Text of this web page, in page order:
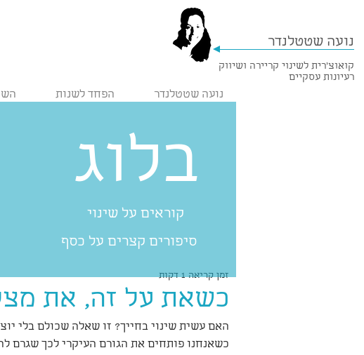
נועה שטטלנדר
קואוצ'רית לשינוי קריירה ושיווק
רעיונות עסקיים
נועה שטטלנדר הפחד לשנות
כשאת על זה, את
זמן קריאה 1 דקות
האם עשית שינוי בחייך? זו שאלה שכולם בלי
כשאנחנו פותחים את הגורם העיקרי לכך שגרם
בלוג
קוראים על שינוי
סיפורים קצרים על כסף